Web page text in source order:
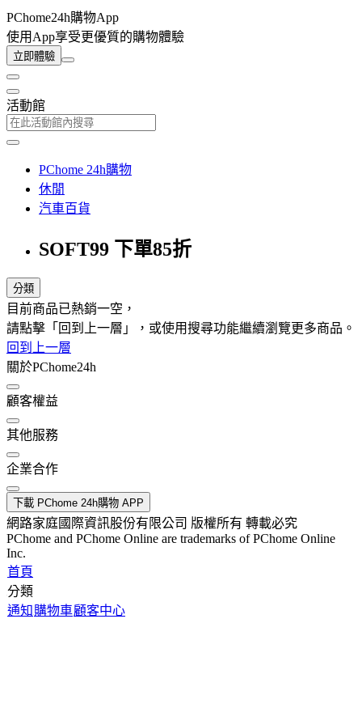
PChome24h購物App
使用App享受更優質的購物體驗
立即體驗
活動館
PChome 24h購物
休閒
汽車百貨
SOFT99 下單85折
分類
目前商品已熱銷一空，
請點擊「回到上一層」，或使用搜尋功能繼續瀏覽更多商品。
回到上一層
關於PChome24h
顧客權益
其他服務
企業合作
下載 PChome 24h購物 APP
網路家庭國際資訊股份有限公司 版權所有 轉載必究
PChome and PChome Online are trademarks of PChome Online
Inc.
首頁
分類
通知 購物車顧客中心